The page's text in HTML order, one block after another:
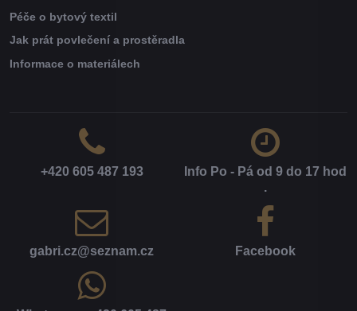
Péče o bytový textil
Jak prát povlečení a prostěradla
Informace o materiálech
+420 605 487 193
Info Po - Pá od 9 do 17 hod​
.
gabri​.cz​@seznam​.cz Facebook